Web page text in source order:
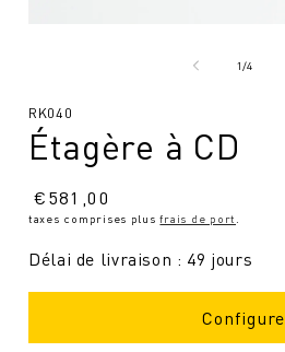
modal
1/de4
SKU
RK040
Étagère à CD
Prix
normal
€581,00
taxes comprises plusfrais de port
Délai de livraison : 49 jours